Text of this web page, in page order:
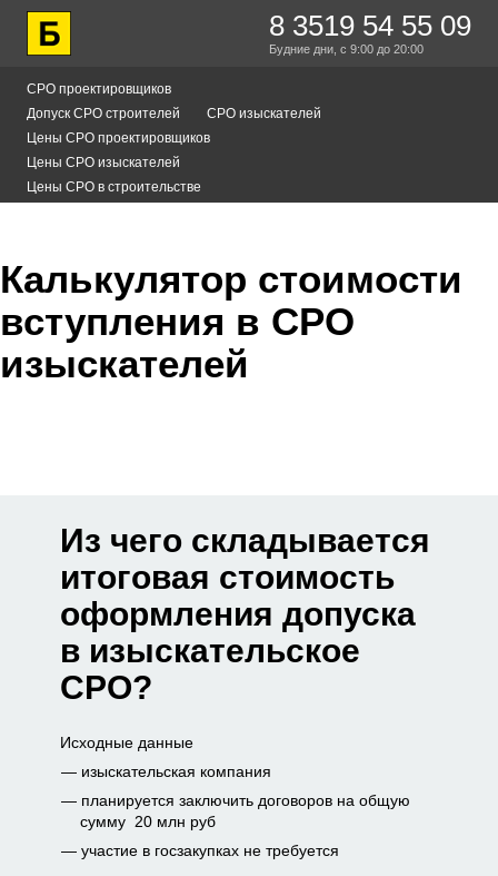
8 3519 54 55 09
Будние дни, с 9:00 до 20:00
СРО проектировщиков
Допуск СРО строителей
СРО изыскателей
Цены СРО проектировщиков
Цены СРО изыскателей
Цены СРО в строительстве
Калькулятор стоимости
вступления в СРО
изыскателей
Из чего складывается
итоговая стоимость
оформления допуска
в изыскательское
СРО?
Исходные данные
изыскательская компания
планируется заключить договоров на общую
сумму 20 млн руб
участие в госзакупках не требуется